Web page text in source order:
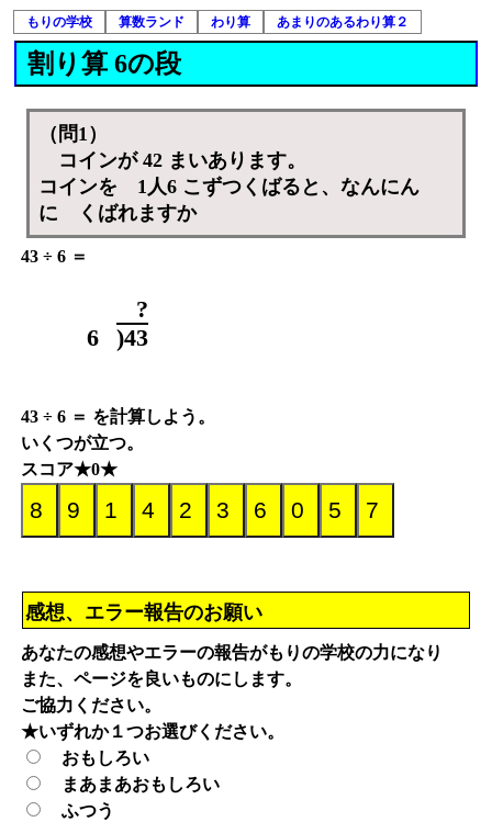
もりの学校 算数ランド わり算 あまりのあるわり算２
割り算 6の段
（問1）
コインが 42 まいあります。
コインを 1人6 こずつくばると、なんにん
に くばれますか
43 ÷ 6 ＝
?
6
)43
43 ÷ 6 ＝ を計算しよう。
いくつが立つ。
スコア★0★
感想、エラー報告のお願い
あなたの感想やエラーの報告がもりの学校の力になり
また、ページを良いものにします。
ご協力ください。
★いずれか１つお選びください。
おもしろい
まあまあおもしろい
ふつう